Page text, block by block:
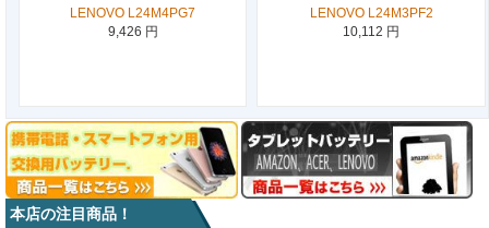
LENOVO L24M4PG7
9,426 円
LENOVO L24M3PF2
10,112 円
本店の注目商品！